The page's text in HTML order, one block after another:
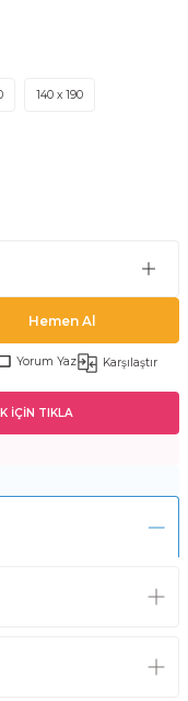
140 x 190
Hemen Al
Yorum Yaz Karşılaştır
İÇİN TIKLA